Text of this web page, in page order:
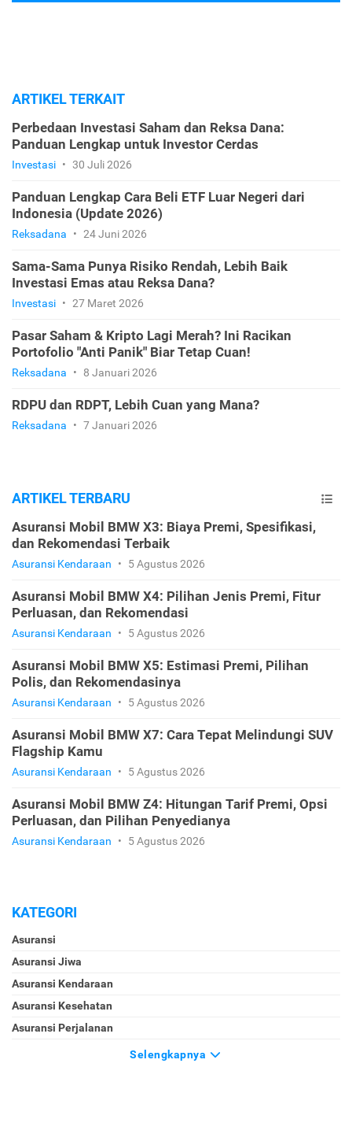
ARTIKEL TERKAIT
Perbedaan Investasi Saham dan Reksa Dana:
Panduan Lengkap untuk Investor Cerdas
Investasi • 30 Juli 2026
Panduan Lengkap Cara Beli ETF Luar Negeri dari
Indonesia (Update 2026)
Reksadana • 24 Juni 2026
Sama-Sama Punya Risiko Rendah, Lebih Baik
Investasi Emas atau Reksa Dana?
Investasi • 27 Maret 2026
Pasar Saham & Kripto Lagi Merah? Ini Racikan
Portofolio "Anti Panik" Biar Tetap Cuan!
Reksadana • 8 Januari 2026
RDPU dan RDPT, Lebih Cuan yang Mana?
Reksadana • 7 Januari 2026
ARTIKEL TERBARU
Asuransi Mobil BMW X3: Biaya Premi, Spesifikasi,
dan Rekomendasi Terbaik
Asuransi Kendaraan • 5 Agustus 2026
Asuransi Mobil BMW X4: Pilihan Jenis Premi, Fitur
Perluasan, dan Rekomendasi
Asuransi Kendaraan • 5 Agustus 2026
Asuransi Mobil BMW X5: Estimasi Premi, Pilihan
Polis, dan Rekomendasinya
Asuransi Kendaraan • 5 Agustus 2026
Asuransi Mobil BMW X7: Cara Tepat Melindungi SUV
Flagship Kamu
Asuransi Kendaraan • 5 Agustus 2026
Asuransi Mobil BMW Z4: Hitungan Tarif Premi, Opsi
Perluasan, dan Pilihan Penyedianya
Asuransi Kendaraan • 5 Agustus 2026
KATEGORI
Asuransi
Asuransi Jiwa
Asuransi Kendaraan
Asuransi Kesehatan
Asuransi Perjalanan
Selengkapnya